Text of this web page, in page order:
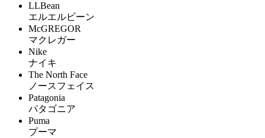
LLBean
エルエルビーン
McGREGOR
マクレガー
Nike
ナイキ
The North Face
ノースフェイス
Patagonia
パタゴニア
Puma
プーマ